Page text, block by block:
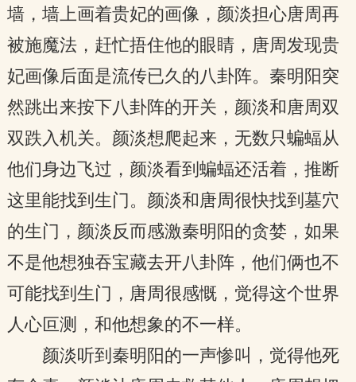
墙，墙上画着贵妃的画像，颜淡担心唐周再
被施魔法，赶忙捂住他的眼睛，唐周发现贵
妃画像后面是流传已久的八卦阵。秦明阳突
然跳出来按下八卦阵的开关，颜淡和唐周双
双跌入机关。颜淡想爬起来，无数只蝙蝠从
他们身边飞过，颜淡看到蝙蝠还活着，推断
这里能找到生门。颜淡和唐周很快找到墓穴
的生门，颜淡反而感激秦明阳的贪婪，如果
不是他想独吞宝藏去开八卦阵，他们俩也不
可能找到生门，唐周很感慨，觉得这个世界
人心叵测，和他想象的不一样。
颜淡听到秦明阳的一声惨叫，觉得他死